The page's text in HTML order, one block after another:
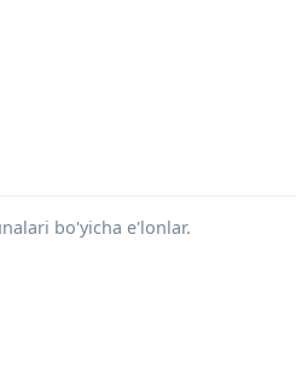
bo'yicha e'lonlar.